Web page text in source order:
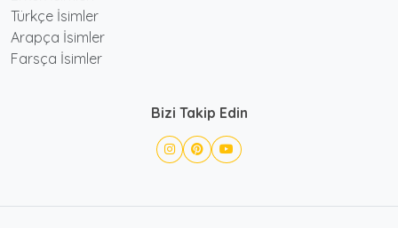
Türkçe İsimler
Arapça İsimler
Farsça İsimler
Bizi Takip Edin